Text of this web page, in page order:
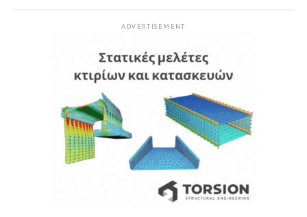
ADVERTISEMENT